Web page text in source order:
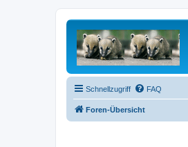
Schnellzugriff FAQ
Foren-Übersicht